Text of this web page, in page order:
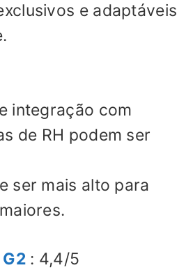
e adaptáveis
integração com
de RH podem ser
ser mais alto para
: 4,4/5